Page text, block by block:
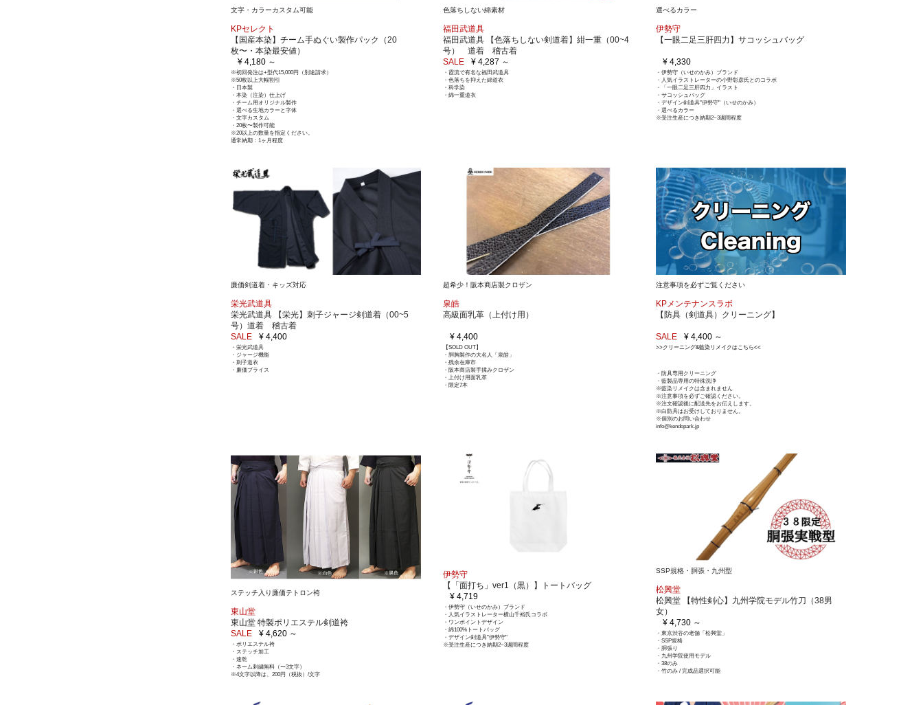
文字・カラーカスタム可能
KPセレクト
【国産本染】チーム手ぬぐい製作パック（20
枚〜・本染最安値）
¥ 4,180 ～
※初回発注は+型代15,000円（別途請求）
※50枚以上大幅割引
・日本製
・本染（注染）仕上げ
・チーム用オリジナル製作
・選べる生地カラーと字体
・文字カスタム
・20枚〜製作可能
※20以上の数量を指定ください。
通常納期：1ヶ月程度
色落ちしない綿素材
福田武道具
福田武道具 【色落ちしない剣道着】紺一重（00~4
号） 道着 稽古着
¥ 4,287 ～
SALE
・霞流で有名な福田武道具
・色落ちを抑えた綿道衣
・科学染
・綿一重道衣
選べるカラー
伊勢守
【一眼二足三肝四力】サコッシュバッグ
¥ 4,330
・伊勢守（いせのかみ）ブランド
・人気イラストレーターの小野彰彦氏とのコラボ
・「一眼二足三肝四力」イラスト
・サコッシュバッグ
・デザイン剣道具"伊勢守"（いせのかみ）
・選べるカラー
※受注生産につき納期2~3週間程度
廉価剣道着・キッズ対応
栄光武道具
栄光武道具 【栄光】刺子ジャージ剣道着（00~5
号）道着 稽古着
¥ 4,400
SALE
・栄光武道具
・ジャージ機能
・刺子道衣
・廉価プライス
超希少！阪本商店製クロザン
泉皓
高級面乳革（上付け用）
¥ 4,400
【SOLD OUT】
・胴胸製作の大名人「泉皓」
・残余在庫市
・阪本商店製手揉みクロザン
・上付け用面乳革
・限定7本
注意事項を必ずご覧ください
KPメンテナンスラボ
【防具（剣道具）クリーニング】
¥ 4,400 ～
SALE
>>クリーニング&藍染リメイクはこちら<<
・防具専用クリーニング
・藍製品専用の特殊洗浄
※藍染リメイクは含まれません
※注意事項を必ずご確認ください。
※注文確認後に配送先をお伝えします。
※白防具はお受けしておりません。
※個別のお問い合わせ
info@kendopark.jp
ステッチ入り廉価テトロン袴
東山堂
東山堂 特製ポリエステル剣道袴
¥ 4,620 ～
SALE
・ポリエステル袴
・ステッチ加工
・速乾
・ネーム刺繍無料（〜3文字）
※4文字以降は、200円（税抜）/文字
伊勢守
【「面打ち」ver1（黒）】トートバッグ
¥ 4,719
・伊勢守（いせのかみ）ブランド
・人気イラストレーター横山千裕氏コラボ
・ワンポイントデザイン
・綿100%トートバッグ
・デザイン剣道具"伊勢守"
※受注生産につき納期2~3週間程度
SSP規格・胴張・九州型
松興堂
松興堂 【特性剣心】九州学院モデル竹刀（38男
女）
¥ 4,730 ～
・東京渋谷の老舗「松興堂」
・SSP規格
・胴張り
・九州学院使用モデル
・38のみ
・竹のみ / 完成品選択可能